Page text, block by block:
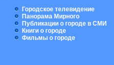
Городское телевидение
Панорама Мирного
Публикации о городе в СМИ
Книги о городе
Фильмы о городе